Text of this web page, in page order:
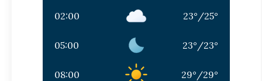
02:00 23° /25°
05:00 23° /23°
08:00 29° /29°